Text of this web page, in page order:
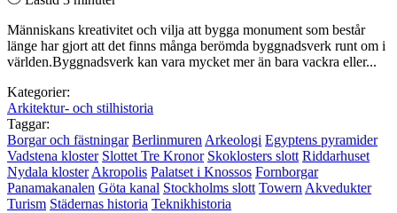
Människans kreativitet och vilja att bygga monument som består
länge har gjort att det finns många berömda byggnadsverk runt om i
världen.Byggnadsverk kan vara mycket mer än bara vackra eller...
Kategorier:
Arkitektur- och stilhistoria
Taggar:
Borgar och fästningar Berlinmuren Arkeologi Egyptens pyramider
Vadstena kloster Slottet Tre Kronor Skoklosters slott Riddarhuset
Nydala kloster Akropolis Palatset i Knossos Fornborgar
Panamakanalen Göta kanal Stockholms slott Towern Akvedukter
Turism Städernas historia Teknikhistoria